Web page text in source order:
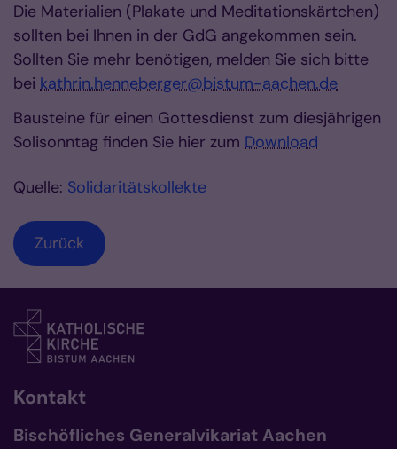
Die Materialien (Plakate und Meditationskärtchen)
sollten bei Ihnen in der GdG angekommen sein.
Sollten Sie mehr benötigen, melden Sie sich bitte
bei kathrin.henneberger@bistum-aachen.de
Bausteine für einen Gottesdienst zum diesjährigen
Solisonntag finden Sie hier zum Download
Quelle: Solidaritätskollekte
Zurück
Kontakt
Bischöfliches Generalvikariat Aachen